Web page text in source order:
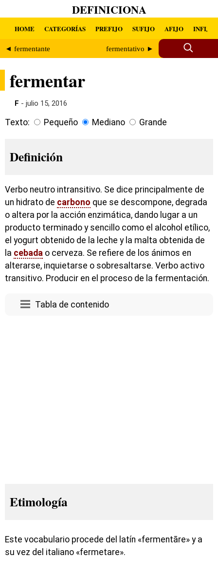
DEFINICIONA
HOME CATEGORÍAS PREFIJO SUFIJO AFIJO INFIJO
◄ fermentante fermentativo ►
fermentar
F - julio 15, 2016
Texto: Pequeño Mediano Grande
Definición
Verbo neutro intransitivo. Se dice principalmente de
un hidrato de carbono que se descompone, degrada
o altera por la acción enzimática, dando lugar a un
producto terminado y sencillo como el alcohol etílico,
el yogurt obtenido de la leche y la malta obtenida de
la cebada o cerveza. Se refiere de los ánimos en
alterarse, inquietarse o sobresaltarse. Verbo activo
transitivo. Producir en el proceso de la fermentación.
Tabla de contenido
Etimología
Este vocabulario procede del latín «fermentāre» y a
su vez del italiano «fermetare».